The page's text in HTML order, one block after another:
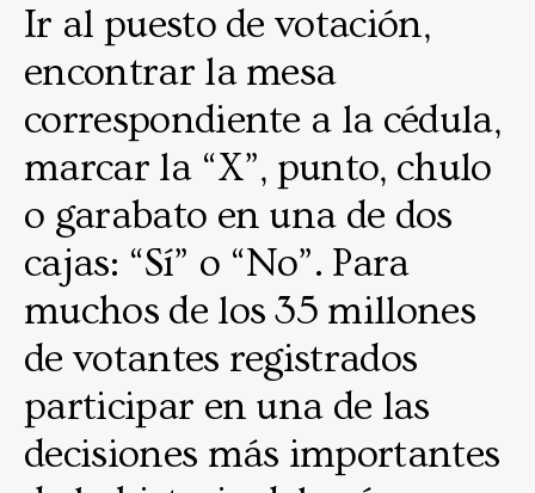
Ir al puesto de votación,
encontrar la mesa
correspondiente a la cédula,
marcar la “X”, punto, chulo
o garabato en una de dos
cajas: “Sí” o “No”. Para
muchos de los 35 millones
de votantes registrados
participar en una de las
decisiones más importantes